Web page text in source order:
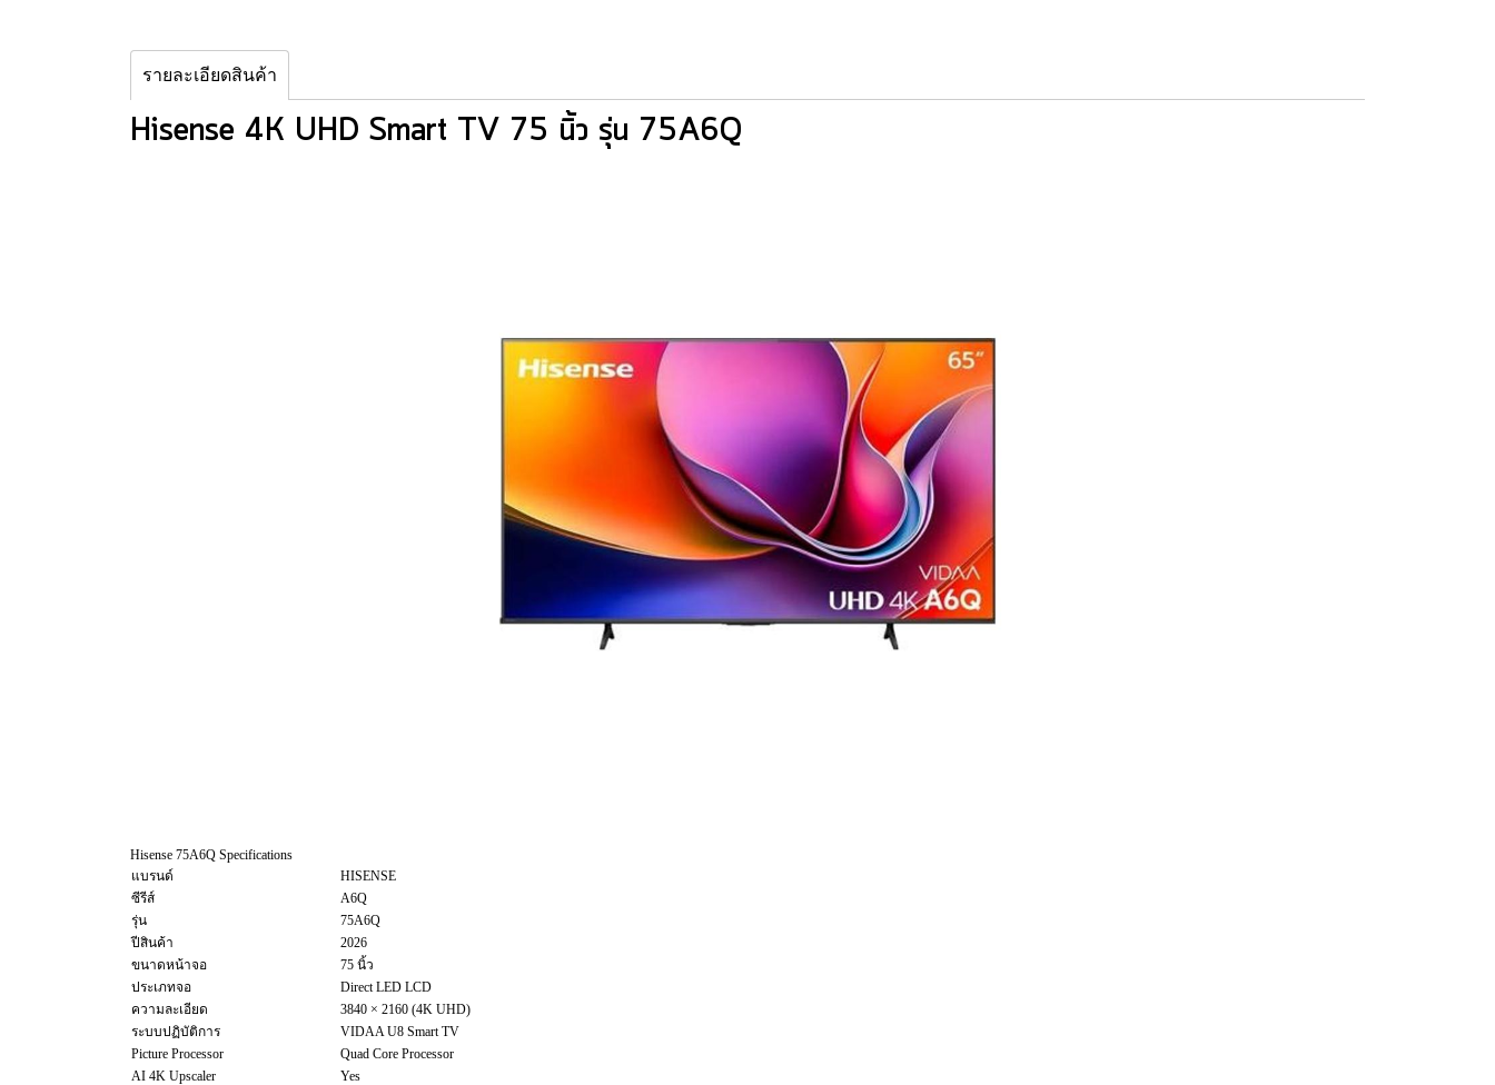
รายละเอียดสินค้า
Hisense 4K UHD Smart TV 75 นิ้ว รุ่น 75A6Q
Hisense 75A6Q Specifications
แบรนด์
HISENSE
ซีรีส์
A6Q
รุ่น
75A6Q
ปีสินค้า
2026
ขนาดหน้าจอ
75 นิ้ว
ประเภทจอ
Direct LED LCD
ความละเอียด
3840 × 2160 (4K UHD)
ระบบปฏิบัติการ
VIDAA U8 Smart TV
Picture Processor
Quad Core Processor
AI 4K Upscaler
Yes